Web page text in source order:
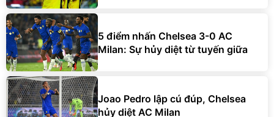
5 điểm nhấn Chelsea 3-0 AC
Milan: Sự hủy diệt từ tuyến giữa
Joao Pedro lập cú đúp, Chelsea
hủy diệt AC Milan